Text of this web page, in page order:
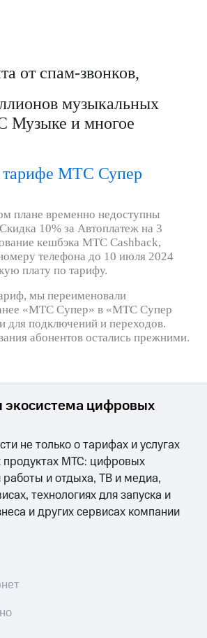
а от спам-звонков,
музыкальных
Музыке и многое
тарифе МТС Супер
плане временно недоступны
10% за Автоплатеж на 3
кешбэка МТС Cashback,
телефона до 10 июля 2024
плату по тарифу.
мы переименовали
«МТС Супер» в «МТС Супер
для подключений и переходов.
абонентов остались прежними.
экосистема цифровых
не только о тарифах и услугах
продуктах МТС: цифровых
и отдыха, ТВ и медиа,
технологиях для запуска и
и других сервисах компании